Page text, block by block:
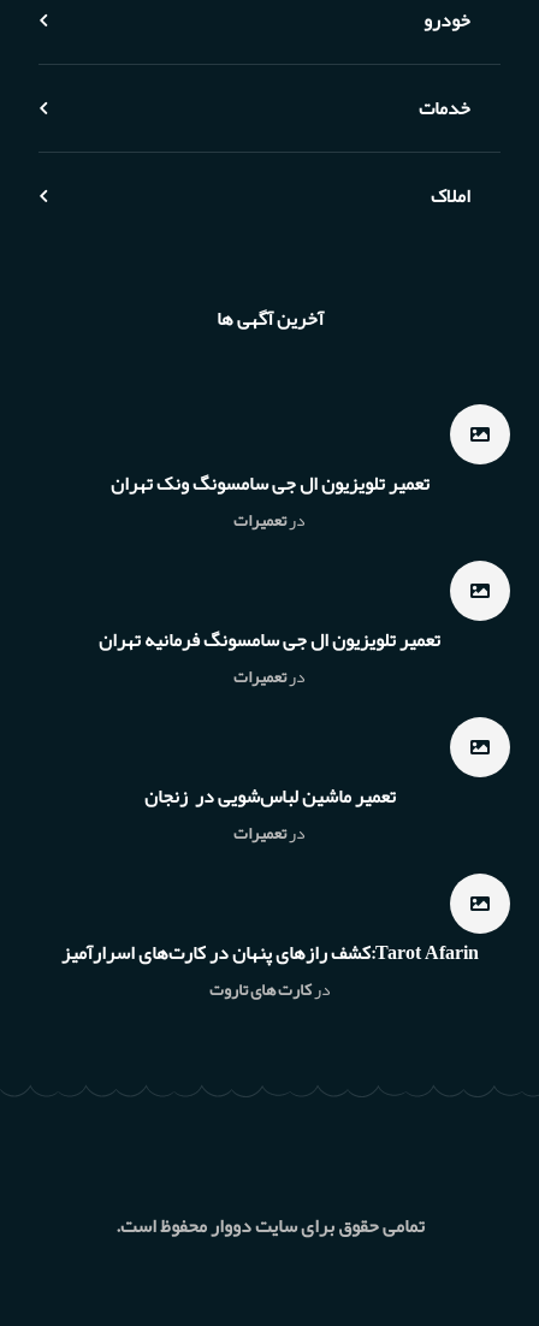
خودرو
خدمات
املاک
آخرین آگهی ها
تعمیر تلویزیون ال جی سامسونگ ونک تهران
درتعمیرات
تعمیر تلویزیون ال جی سامسونگ فرمانیه تهران
درتعمیرات
تعمیر ماشین لباس‌شویی در زنجان
درتعمیرات
Tarot Afarin:کشف رازهای پنهان در کارت‌های اسرارآمیز
درکارت های تاروت
تمامی حقوق برای سایت دووار محفوظ است.